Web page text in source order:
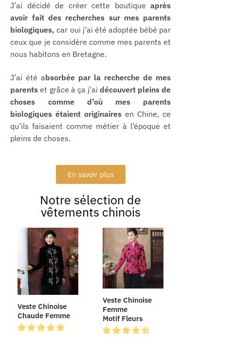
J’ai décidé de créer cette boutiqueaprès
avoir fait des recherches sur mes parents
biologiques, car oui j’ai été adoptée bébé par
ceux que je considère comme mes parents et
nous habitons en Bretagne.
J’ai été absorbée par la recherche de mes
parents et grâce à ça j’aidécouvert pleins de
choses comme d’où mes parents
biologiques étaient originaires en Chine, ce
qu’ils faisaient comme métier à l’époque et
pleins de choses.
En savoir plus
Notre sélection de
vêtements chinois
Veste Chinoise
Chaude Femme
Veste Chinoise
Femme
Motif Fleurs